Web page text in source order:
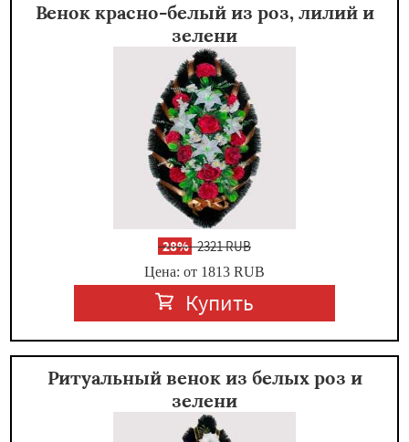
Венок красно-белый из роз, лилий и
зелени
-28%2321 RUB
Цена: от 1813 RUB
Купить
Ритуальный венок из белых роз и
зелени